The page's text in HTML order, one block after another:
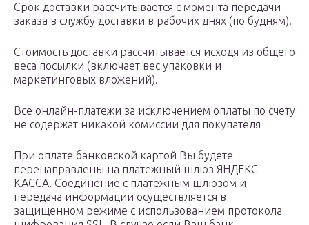
Срок доставки рассчитывается с момента передачи
заказа в службу доставки в рабочих днях (по будням).
Стоимость доставки рассчитывается исходя из общего
веса посылки (включает вес упаковки и
маркетинговых вложений).
Все онлайн-платежи за исключением оплаты по счету
не содержат никакой комиссии для покупателя
При оплате банковской картой Вы будете
перенаправлены на платежный шлюз ЯНДЕКС
КАССА. Соединение с платежным шлюзом и
передача информации осуществляется в
защищенном режиме с использованием протокола